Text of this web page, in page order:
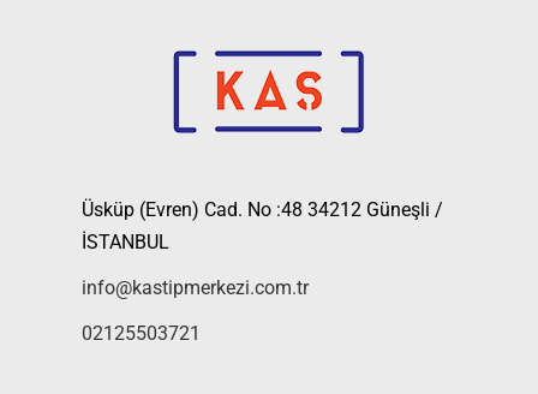
Üsküp (Evren) Cad. No :48 34212 Güneşli /
İSTANBUL
info@kastipmerkezi.com.tr
02125503721